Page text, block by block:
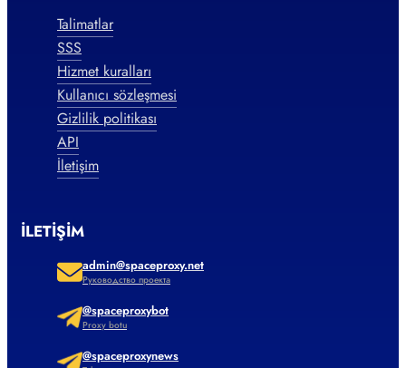
Talimatlar
SSS
Hizmet kuralları
Kullanıcı sözleşmesi
Gizlilik politikası
API
İletişim
İLETIŞIM
admin@spaceproxy.net
Руководство проекта
@spaceproxybot
Proxy botu
@spaceproxynews